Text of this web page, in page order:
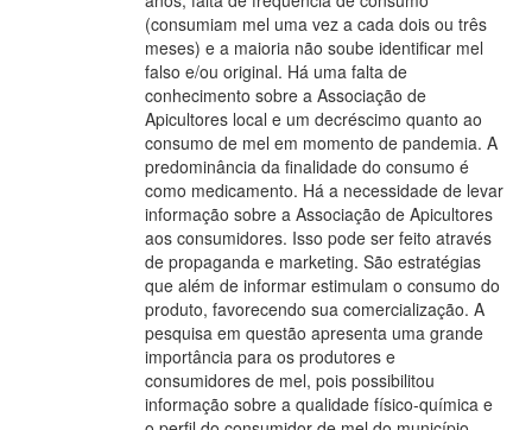
(consumiam mel uma vez a cada dois ou três
meses) e a maioria não soube identificar mel
falso e/ou original. Há uma falta de
conhecimento sobre a Associação de
Apicultores local e um decréscimo quanto ao
consumo de mel em momento de pandemia. A
predominância da finalidade do consumo é
como medicamento. Há a necessidade de levar
informação sobre a Associação de Apicultores
aos consumidores. Isso pode ser feito através
de propaganda e marketing. São estratégias
que além de informar estimulam o consumo do
produto, favorecendo sua comercialização. A
pesquisa em questão apresenta uma grande
importância para os produtores e
consumidores de mel, pois possibilitou
informação sobre a qualidade físico-química e